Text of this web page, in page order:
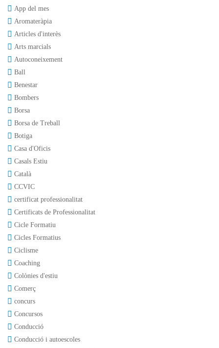
App del mes
Aromateràpia
Articles d'interès
Arts marcials
Autoconeixement
Ball
Benestar
Bombers
Borsa
Borsa de Treball
Botiga
Casa d'Oficis
Casals Estiu
Català
CCVIC
certificat professionalitat
Certificats de Professionalitat
Cicle Formatiu
Cicles Formatius
Ciclisme
Coaching
Colònies d'estiu
Comerç
concurs
Concursos
Conducció
Conducció i autoescoles